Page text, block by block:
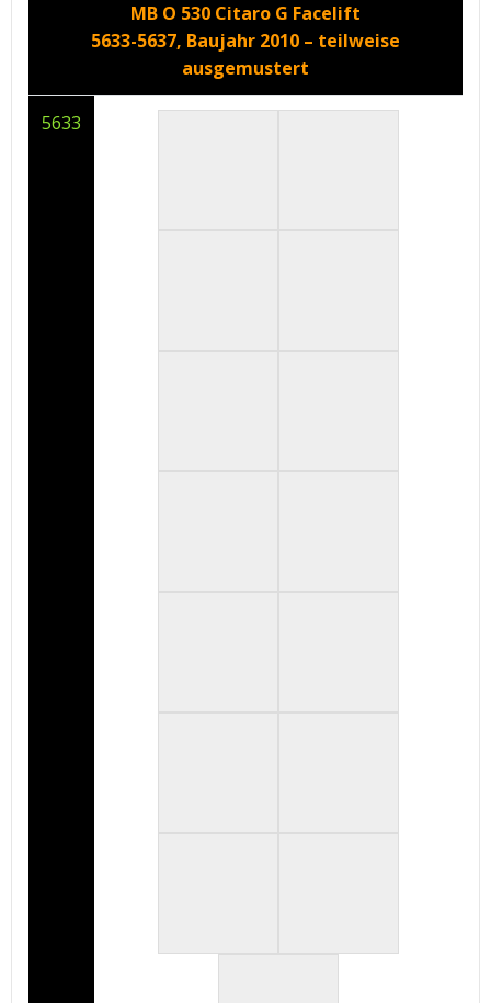
MB O 530 Citaro G Facelift
5633-5637, Baujahr 2010 – teilweise
ausgemustert
5633